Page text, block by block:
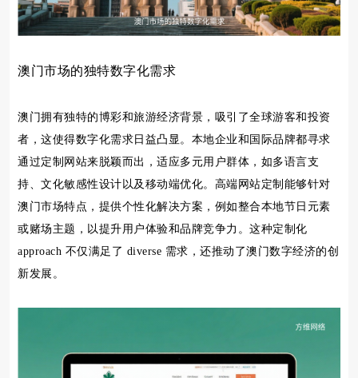
澳门市场的独特数字化需求
澳门拥有独特的博彩和旅游经济背景，吸引了全球游客和投资
者，这使得数字化需求日益凸显。本地企业和国际品牌都寻求
通过定制网站来脱颖而出，适应多元用户群体，如多语言支
持、文化敏感性设计以及移动端优化。高端网站定制能够针对
澳门市场特点，提供个性化解决方案，例如整合本地节日元素
或赌场主题，以提升用户体验和品牌竞争力。这种定制化
approach 不仅满足了 diverse 需求，还推动了澳门数字经济的创
新发展。